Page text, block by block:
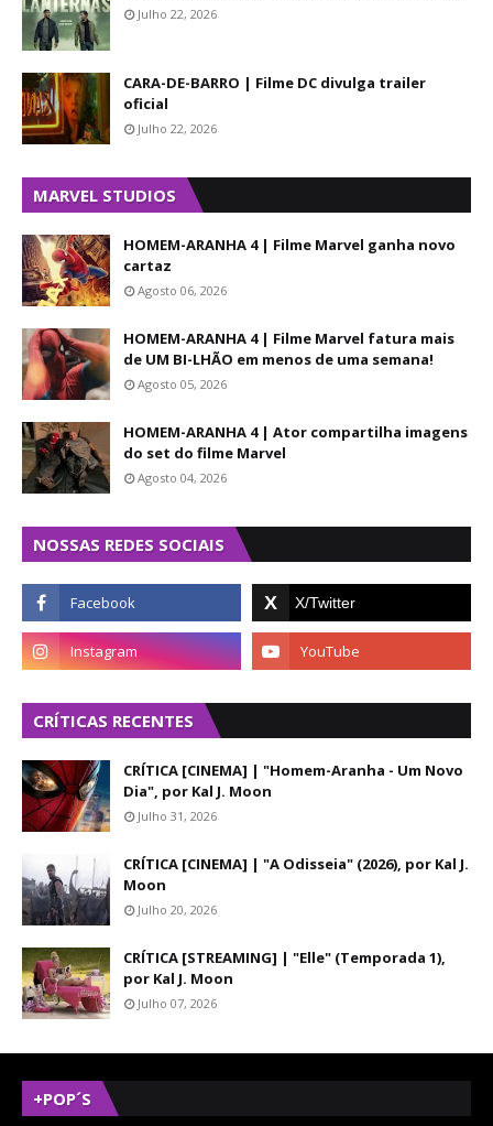
Julho 22, 2026
CARA-DE-BARRO | Filme DC divulga trailer
oficial
Julho 22, 2026
MARVEL STUDIOS
HOMEM-ARANHA 4 | Filme Marvel ganha novo
cartaz
Agosto 06, 2026
HOMEM-ARANHA 4 | Filme Marvel fatura mais
de UM BI-LHÃO em menos de uma semana!
Agosto 05, 2026
HOMEM-ARANHA 4 | Ator compartilha imagens
do set do filme Marvel
Agosto 04, 2026
NOSSAS REDES SOCIAIS
CRÍTICAS RECENTES
CRÍTICA [CINEMA] | "Homem-Aranha - Um Novo
Dia", por Kal J. Moon
Julho 31, 2026
CRÍTICA [CINEMA] | "A Odisseia" (2026), por Kal J.
Moon
Julho 20, 2026
CRÍTICA [STREAMING] | "Elle" (Temporada 1),
por Kal J. Moon
Julho 07, 2026
+POP´S